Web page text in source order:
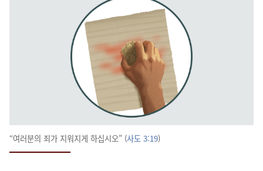
“여러분의 죄가 지워지게 하십시오” (사도 3:19)